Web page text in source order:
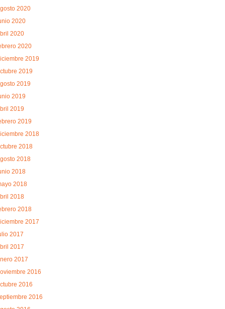
2020
2020
2020
2020
2019
2019
2019
2019
2019
2019
2018
2018
2018
2018
2018
2018
2018
2017
2017
2017
2017
2016
2016
2016